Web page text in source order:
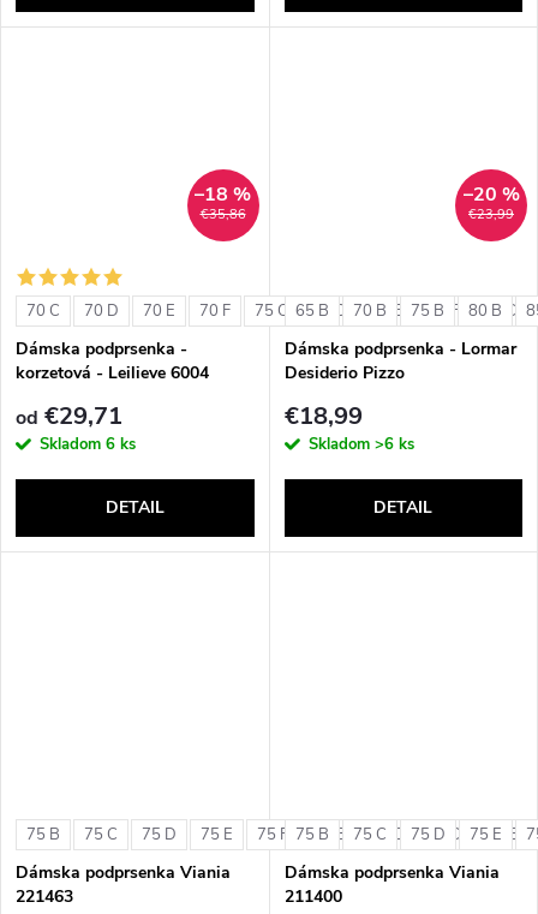
€35,86
–18 %
70 C 70 D 70 E 70 F 75 C 75 D 75 E 75 F 80 C
Dámska podprsenka -
korzetová - Leilieve 6004
od €29,71
Skladom 6 ks
DETAIL
€23,99
–20 %
65 B 70 B 75 B 80 B
Dámska podprsenka - Lormar
Desiderio Pizzo
€18,99
Skladom >6 ks
DETAIL
75 B 75 C 75 D 75 E 75 F 80 B 80 C 80 D 80 E
Dámska podprsenka Viania
221463
75 B 75 C 75 D 75 E
Dámska podprsenka Viania
211400